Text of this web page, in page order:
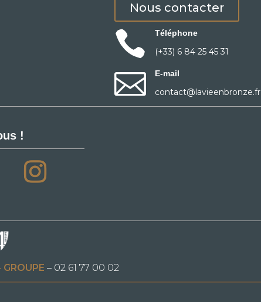
Nous contacter
 Téléphone
(+33) 6 84 25 45 31
 E-mail
contact@lavieenbronze.fr
!
GROUPE – 02 61 77 00 02